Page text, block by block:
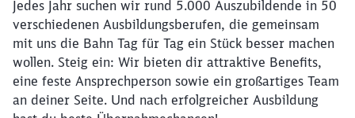
Jedes Jahr suchen wir rund 5.000 Auszubildende in 50
verschiedenen Ausbildungsberufen, die gemeinsam
mit uns die Bahn Tag für Tag ein Stück besser machen
wollen. Steig ein: Wir bieten dir attraktive Benefits,
eine feste Ansprechperson sowie ein großartiges Team
an deiner Seite. Und nach erfolgreicher Ausbildung